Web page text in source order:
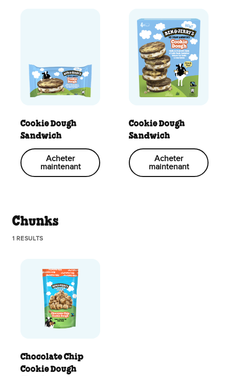
Cookie Dough
Sandwich
Acheter
maintenant
Cookie Dough
Sandwich
Acheter
maintenant
Chunks
1 RESULTS
Chocolate Chip
Cookie Dough